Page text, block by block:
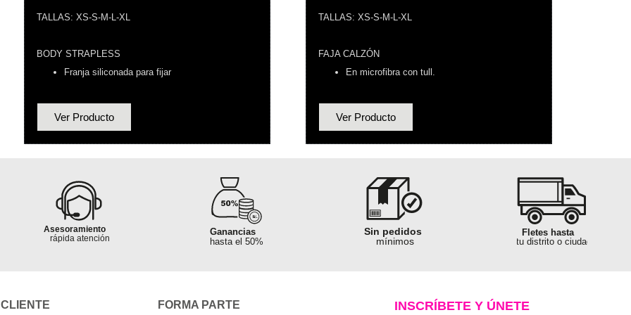
TALLAS: XS-S-M-L-XL
BODY STRAPLESS
Franja siliconada para fijar
Ver Producto
TALLAS: XS-S-M-L-XL
FAJA CALZÓN
En microfibra con tull.
Ver Producto
Asesoramiento
rápida atención
Garantía al
100% segura
Ganancias
hasta el 50%
Garantía al
100% segura
Sin pedidos
mínimos
Garantía al
100% segura
Fletes hasta
tu distrito o ciudad
FORMA PARTE INSCRÍBETE Y ÚNETE